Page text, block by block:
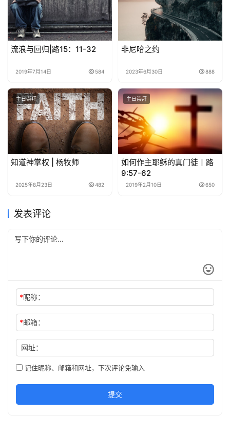
们
流浪与回归|路15：11-32
2019年7月14日 584
非尼哈之约
2023年6月30日 888
主日崇拜
知道神掌权 | 杨牧师
2025年8月23日 482
主日崇拜
如何作主耶稣的真门徒丨路
9:57-62
2019年2月10日 650
发表评论
*昵称：
*邮箱：
网址：
记住昵称、邮箱和网址，下次评论免输入
提交